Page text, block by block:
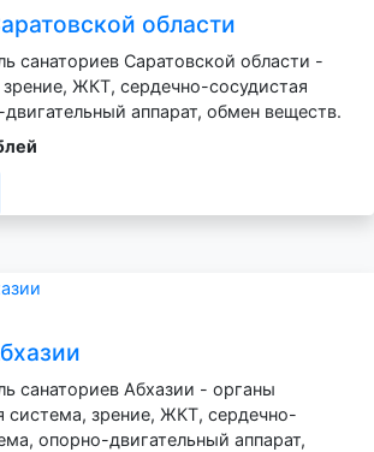
области
санаториев Саратовской области -
ЖКТ, сердечно-сосудистая
аппарат, обмен веществ.
санаториев Абхазии - органы
система, зрение, ЖКТ, сердечно-
опорно-двигательный аппарат,